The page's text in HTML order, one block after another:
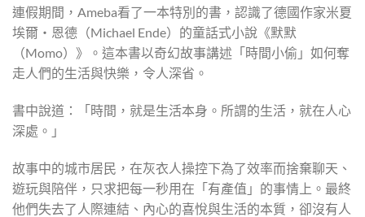
連假期間，Ameba看了一本特別的書，認識了德國作家米夏
埃爾・恩德（Michael Ende）的童話式小說《默默
（Momo）》。這本書以奇幻故事講述「時間小偷」如何奪
走人們的生活與快樂，令人深省。
書中說道：「時間，就是生活本身。所謂的生活，就在人心
深處。」
故事中的城市居民，在灰衣人操控下為了效率而捨棄聊天、
遊玩與陪伴，只求把每一秒用在「有產值」的事情上。最終
他們失去了人際連結、內心的喜悅與生活的本質，卻沒有人